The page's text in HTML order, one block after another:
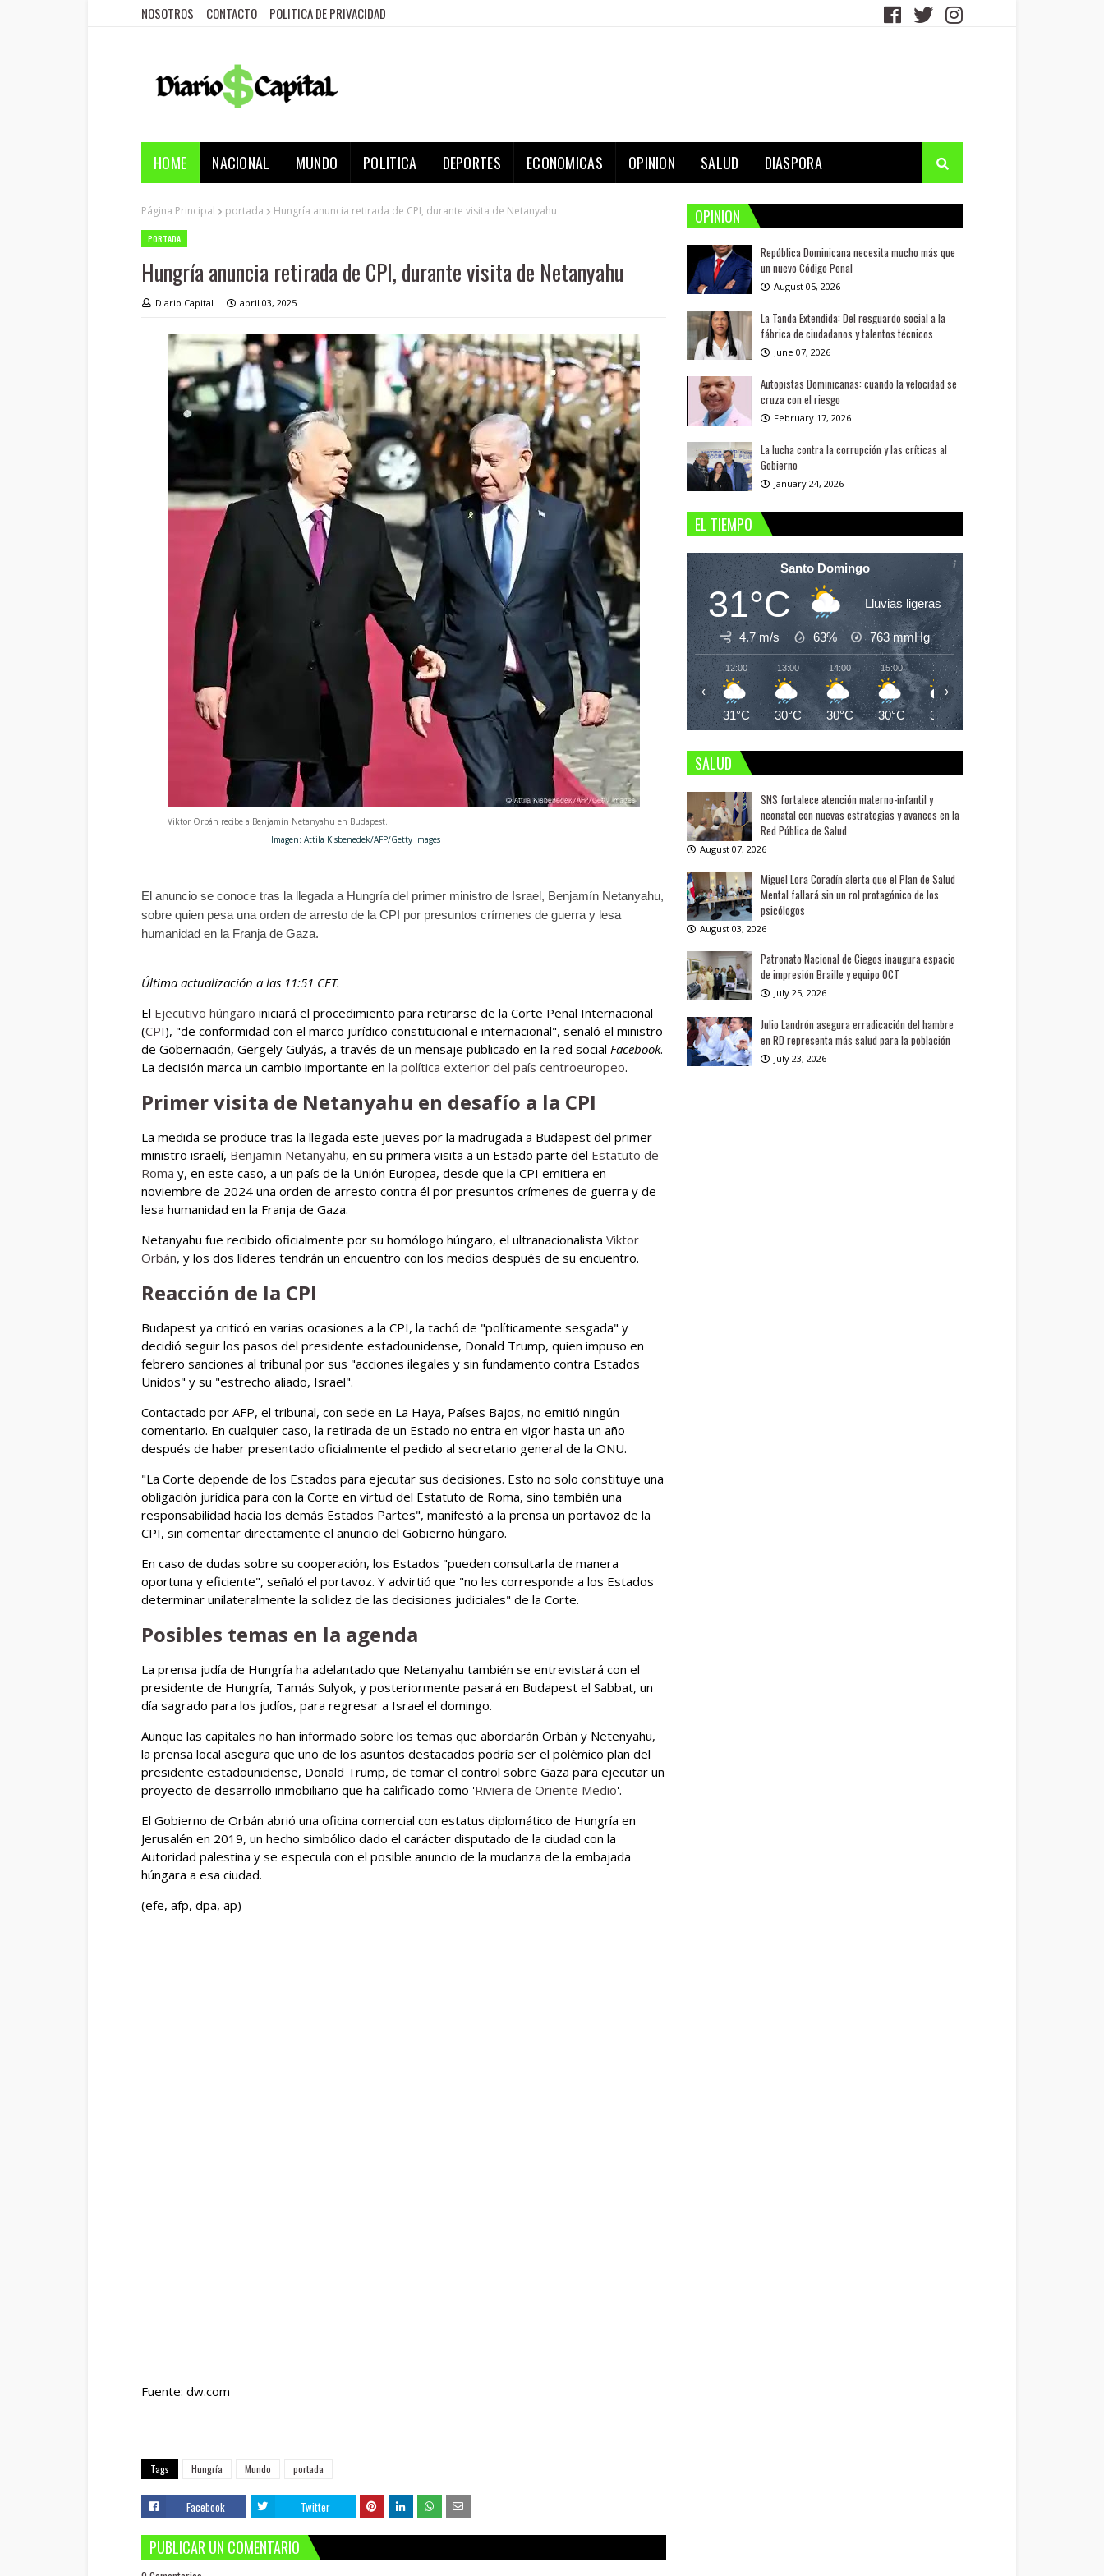
NOSOTROS CONTACTO POLITICA DE PRIVACIDAD
HOME NACIONAL MUNDO POLITICA DEPORTES ECONOMICAS OPINION SALUD DIASPORA
Página Principal portada Hungría anuncia retirada de CPI, durante visita de Netanyahu
PORTADA
Hungría anuncia retirada de CPI, durante visita de Netanyahu
Diario Capital abril 03, 2025
Viktor Orbán recibe a Benjamín Netanyahu en Budapest.
Imagen: Attila Kisbenedek/AFP/Getty Images
El anuncio se conoce tras la llegada a Hungría del primer ministro de Israel, Benjamín Netanyahu,
sobre quien pesa una orden de arresto de la CPI por presuntos crímenes de guerra y lesa
humanidad en la Franja de Gaza.
Última actualización a las 11:51 CET.
El Ejecutivo húngaro iniciará el procedimiento para retirarse de la Corte Penal Internacional
(CPI), "de conformidad con el marco jurídico constitucional e internacional", señaló el ministro
de Gobernación, Gergely Gulyás, a través de un mensaje publicado en la red social Facebook.
La decisión marca un cambio importante en la política exterior del país centroeuropeo.
Primer visita de Netanyahu en desafío a la CPI
La medida se produce tras la llegada este jueves por la madrugada a Budapest del primer
ministro israelí, Benjamin Netanyahu, en su primera visita a un Estado parte del Estatuto de
Roma y, en este caso, a un país de la Unión Europea, desde que la CPI emitiera en
noviembre de 2024 una orden de arresto contra él por presuntos crímenes de guerra y de
lesa humanidad en la Franja de Gaza.
Netanyahu fue recibido oficialmente por su homólogo húngaro, el ultranacionalista Viktor
Orbán, y los dos líderes tendrán un encuentro con los medios después de su encuentro.
Reacción de la CPI
Budapest ya criticó en varias ocasiones a la CPI, la tachó de "políticamente sesgada" y
decidió seguir los pasos del presidente estadounidense, Donald Trump, quien impuso en
febrero sanciones al tribunal por sus "acciones ilegales y sin fundamento contra Estados
Unidos" y su "estrecho aliado, Israel".
Contactado por AFP, el tribunal, con sede en La Haya, Países Bajos, no emitió ningún
comentario. En cualquier caso, la retirada de un Estado no entra en vigor hasta un año
después de haber presentado oficialmente el pedido al secretario general de la ONU.
"La Corte depende de los Estados para ejecutar sus decisiones. Esto no solo constituye una
obligación jurídica para con la Corte en virtud del Estatuto de Roma, sino también una
responsabilidad hacia los demás Estados Partes", manifestó a la prensa un portavoz de la
CPI, sin comentar directamente el anuncio del Gobierno húngaro.
En caso de dudas sobre su cooperación, los Estados "pueden consultarla de manera
oportuna y eficiente", señaló el portavoz. Y advirtió que "no les corresponde a los Estados
determinar unilateralmente la solidez de las decisiones judiciales" de la Corte.
Posibles temas en la agenda
La prensa judía de Hungría ha adelantado que Netanyahu también se entrevistará con el
presidente de Hungría, Tamás Sulyok, y posteriormente pasará en Budapest el Sabbat, un
día sagrado para los judíos, para regresar a Israel el domingo.
Aunque las capitales no han informado sobre los temas que abordarán Orbán y Netenyahu,
la prensa local asegura que uno de los asuntos destacados podría ser el polémico plan del
presidente estadounidense, Donald Trump, de tomar el control sobre Gaza para ejecutar un
proyecto de desarrollo inmobiliario que ha calificado como 'Riviera de Oriente Medio'.
El Gobierno de Orbán abrió una oficina comercial con estatus diplomático de Hungría en
Jerusalén en 2019, un hecho simbólico dado el carácter disputado de la ciudad con la
Autoridad palestina y se especula con el posible anuncio de la mudanza de la embajada
húngara a esa ciudad.
(efe, afp, dpa, ap)
Fuente: dw.com
Tags Hungría Mundo portada
Facebook Twitter
PUBLICAR UN COMENTARIO
OPINION
República Dominicana necesita mucho más que
un nuevo Código Penal
August 05, 2026
La Tanda Extendida: Del resguardo social a la
fábrica de ciudadanos y talentos técnicos
June 07, 2026
Autopistas Dominicanas: cuando la velocidad se
cruza con el riesgo
February 17, 2026
La lucha contra la corrupción y las críticas al
Gobierno
January 24, 2026
EL TIEMPO
Santo Domingo
31°C Lluvias ligeras
4.7 m/s 63% 763mmHg
12:00
31°C
13:00
30°C
14:00
30°C
15:00
30°C
16:00
30°C
‹ ›
SALUD
SNS fortalece atención materno-infantil y
neonatal con nuevas estrategias y avances en la
Red Pública de Salud
August 07, 2026
Miguel Lora Coradín alerta que el Plan de Salud
Mental fallará sin un rol protagónico de los
psicólogos
August 03, 2026
Patronato Nacional de Ciegos inaugura espacio
de impresión Braille y equipo OCT
July 25, 2026
Julio Landrón asegura erradicación del hambre
en RD representa más salud para la población
July 23, 2026